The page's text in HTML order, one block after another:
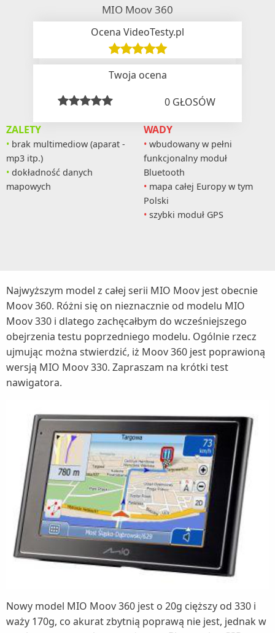
MIO Moov 360
Ocena VideoTesty.pl
Twoja ocena
0GŁOSÓW
ZALETY
brak multimediow (aparat -
mp3 itp.)
dokładność danych
mapowych
WADY
wbudowany w pełni
funkcjonalny moduł
Bluetooth
mapa całej Europy w tym
Polski
szybki moduł GPS
Najwyższym model z całej serii MIO Moov jest obecnie
Moov 360. Różni się on nieznacznie od modelu MIO
Moov 330 i dlatego zachęcałbym do wcześniejszego
obejrzenia testu poprzedniego modelu. Ogólnie rzecz
ujmując można stwierdzić, iż Moov 360 jest poprawioną
wersją MIO Moov 330. Zapraszam na krótki test
nawigatora.
Nowy model MIO Moov 360 jest o 20g cięższy od 330 i
waży 170g, co akurat zbytnią poprawą nie jest, jednak w